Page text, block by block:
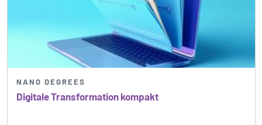
Digitale Transformation kompakt
NANO DEGREES